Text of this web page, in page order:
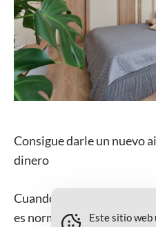
Consigue darle un nuevo
dinero
Cuando llega el momento
es normal que surjanEste sitio web